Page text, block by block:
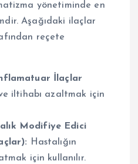
yönetiminde en
Aşağıdaki ilaçlar
reçete
İlaçlar
iltihabı azaltmak için
Modifiye Edici
Hastalığın
için kullanılır.